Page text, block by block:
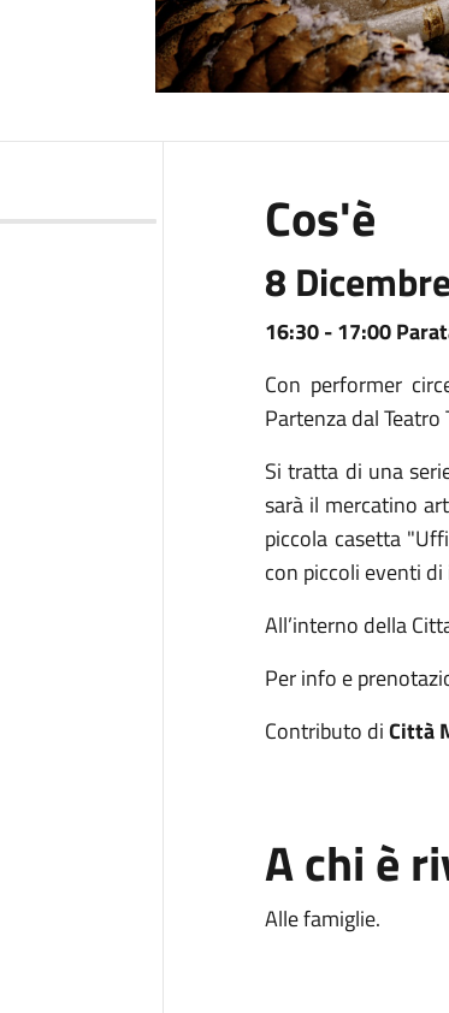
Cos'è
8
16:30 - 17:00
Con performer
Partenza dal Teatro
Si tratta di una
sarà il mercatino
piccola casetta
con piccoli eventi
All’interno della
Per info e
Contributo diCittà
A chi è
Alle famiglie.